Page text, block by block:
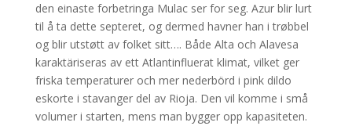
den einaste forbetringa Mulac ser for seg. Azur blir lurt
til å ta dette septeret, og dermed havner han i trøbbel
og blir utstøtt av folket sitt…. Både Alta och Alavesa
karaktäriseras av ett Atlantinfluerat klimat, vilket ger
friska temperaturer och mer nederbörd i pink dildo
eskorte i stavanger del av Rioja. Den vil komme i små
volumer i starten, mens man bygger opp kapasiteten.